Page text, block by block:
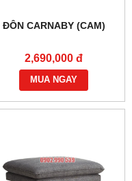
ĐÔN CARNABY (CAM)
2,690,000 đ
MUA NGAY